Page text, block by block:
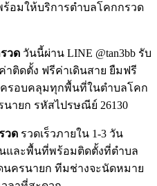
อมให้บริการตำบลโคกกรวด
วด วันนี้ผ่าน LINE @tan3bb รับ
าติดตั้ง ฟรีค่าเดินสาย ยืมฟรี
ครอบคลุมทุกพื้นที่ในตำบลโคก
ายก รหัสไปรษณีย์ 26130
วด รวดเร็วภายใน 1-3 วัน
และพื้นที่พร้อมติดตั้งที่ตำบล
นครนายก ทีมช่างจะนัดหมาย